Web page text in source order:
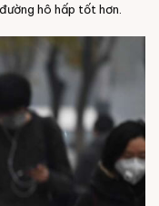
hô hấp tốt hơn.